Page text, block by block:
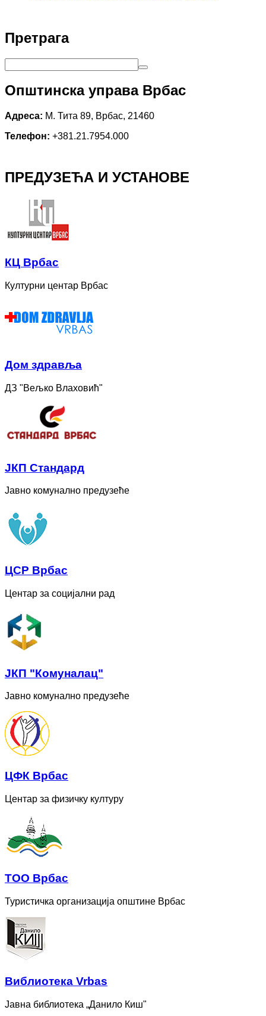
Претрага
Општинска управа Врбас
Адреса: М. Тита 89, Врбас, 21460
Телефон: +381.21.7954.000
ПРЕДУЗЕЋА И УСТАНОВЕ
КЦ Врбас
Културни центар Врбас
Дом здравља
ДЗ "Вељко Влаховић"
ЈКП Стандард
Јавно комунално предузеће
ЦСР Врбас
Центар за социјални рад
ЈКП "Комуналац"
Јавно комунално предузеће
ЦФК Врбас
Центар за физичку културу
ТОО Врбас
Туристичка организација општине Врбас
Bиблиотека Vrbas
Јавна библиотека „Данило Киш"